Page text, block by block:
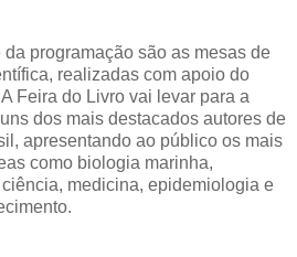
programação são as mesas de
realizadas com apoio do
A Feira do Livro vai levar para a
dos mais destacados autores de
apresentando ao público os mais
como biologia marinha,
medicina, epidemiologia e